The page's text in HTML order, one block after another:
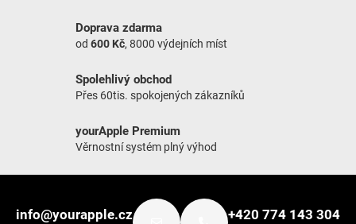
Doprava zdarma
od 600 Kč, 8000 výdejních míst
Spolehlivý obchod
Přes 60tis. spokojených zákazníků
yourApple Premium
Věrnostní systém plný výhod
info@yourapple.cz +420 774 143 304